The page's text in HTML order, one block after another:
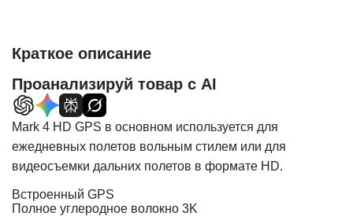
Краткое описание
Проанализируй товар с AI
Mark 4 HD GPS в основном используется для
ежедневных полетов вольным стилем или для
видеосъемки дальних полетов в формате HD.
Встроенный GPS
Полное углеродное волокно 3K